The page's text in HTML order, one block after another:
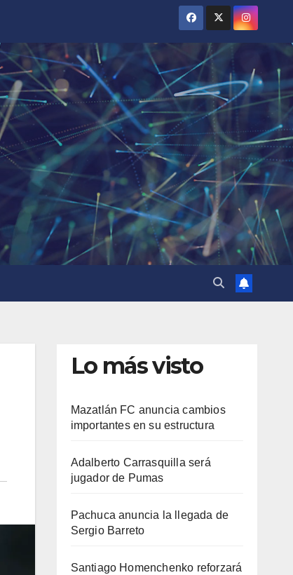
Lo más visto
Mazatlán FC anuncia cambios
importantes en su estructura
Adalberto Carrasquilla será
jugador de Pumas
Pachuca anuncia la llegada de
Sergio Barreto
Santiago Homenchenko reforzará